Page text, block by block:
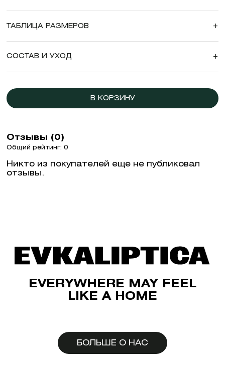
ТАБЛИЦА РАЗМЕРОВ +
СОСТАВ И УХОД +
В КОРЗИНУ
Отзывы (0)
Общий рейтинг: 0
Никто из покупателей еще не публиковал
отзывы.
EVERYWHERE MAY FEEL
LIKE A HOME
БОЛЬШЕ О НАС